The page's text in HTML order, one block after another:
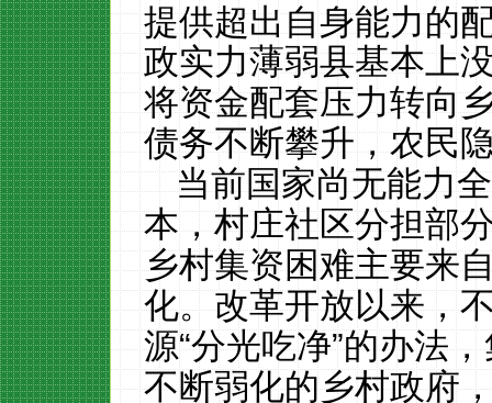
提供超出自身能力的
政实力薄弱县基本上
将资金配套压力转向
债务不断攀升，农民
当前国家尚无能力
本，村庄社区分担部
乡村集资困难主要来
化。改革开放以来，
源“分光吃净”的办法
不断弱化的乡村政府